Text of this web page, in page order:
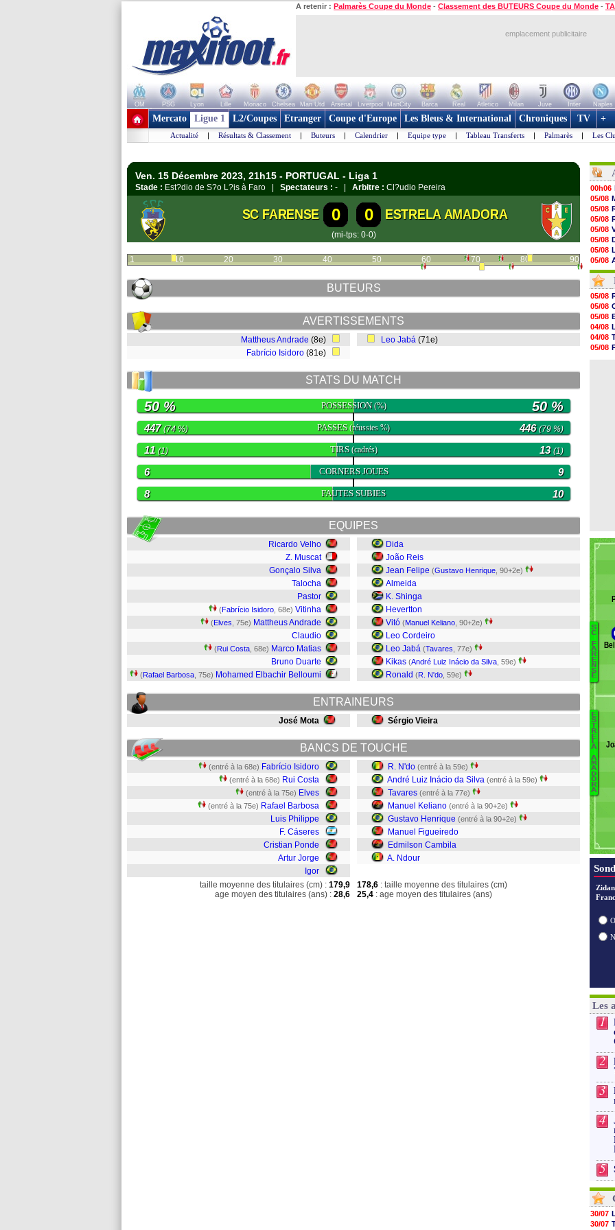
A retenir : Palmarès Coupe du Monde - Classement des BUTEURS Coupe du Monde -
emplacement publicitaire
OM PSG Lyon Lille Monaco Chelsea Man Utd Arsenal Liverpool ManCity Barca Real Atletico Milan Juve Inter Naples
+ de clubs
Mercato Ligue 1 L2/Coupes Etranger Coupe d'Europe Les Bleus & International Chroniques TV +
Actualité | Résultats & Classement | Buteurs | Calendrier | Equipe type | Tableau Transferts | Palmarès | Les
Ven. 15 Décembre 2023, 21h15 - PORTUGAL - Liga 1
Stade : Est?dio de S?o L?is à Faro | Spectateurs : - | Arbitre : Cl?udio Pereira
SC FARENSE 0 0 ESTRELA AMADORA
(mi-tps: 0-0)
1 10 20 30 40 50 60 70 80 90
BUTEURS
AVERTISSEMENTS
Mattheus Andrade (8e)
Fabrício Isidoro (81e)
Leo Jabá (71e)
STATS DU MATCH
POSSESSION(%)
50 % 50 %
PASSES(réussies %)
447(74 %) 446(79 %)
TIRS(cadrés)
11 (1) 13(1)
CORNERS JOUES
6 9
FAUTES SUBIES
8 10
EQUIPES
Ricardo Velho
Z. Muscat
Gonçalo Silva
Talocha
Pastor
(Fabrício Isidoro , 68e) Vitinha
(Elves , 75e) Mattheus Andrade
Claudio
(Rui Costa , 68e) Marco Matias
Bruno Duarte
(Rafael Barbosa , 75e) Mohamed Elbachir Belloumi
Dida
João Reis
Jean Felipe (Gustavo Henrique , 90+2e)
Almeida
K. Shinga
Hevertton
Vitó (Manuel Keliano , 90+2e)
Leo Cordeiro
Leo Jabá (Tavares , 77e)
Kikas (André Luiz Inácio da Silva , 59e)
Ronald (R. N'do , 59e)
ENTRAINEURS
José Mota Sérgio Vieira
BANCS DE TOUCHE
(entré à la 68e) Fabrício Isidoro
(entré à la 68e) Rui Costa
(entré à la 75e) Elves
(entré à la 75e) Rafael Barbosa
Luis Philippe
F. Cáseres
Cristian Ponde
Artur Jorge
Igor
R. N'do (entré à la 59e)
André Luiz Inácio da Silva (entré à la 59e)
Tavares (entré à la 77e)
Manuel Keliano (entré à la 90+2e)
Gustavo Henrique (entré à la 90+2e)
Manuel Figueiredo
Edmilson Cambila
A. Ndour
taille moyenne des titulaires (cm) : 179,9
age moyen des titulaires (ans) : 28,6
178,6 : taille moyenne des titulaires (cm)
25,4 : age moyen des titulaires (ans)
00h06
05/08
05/08
05/08
05/08
05/08
05/08
05/08
05/08
05/08
05/08
05/08
05/08
05/08
05/08
05/08
05/08
05/08
05/08
05/08
04/08
04/08
05/08
S
C
F
A
R
E
N
S
E
E
S
T
R
E
L
A
A
M
A
D
O
R
A
Les
1
2
3
4
5
30/07
30/07